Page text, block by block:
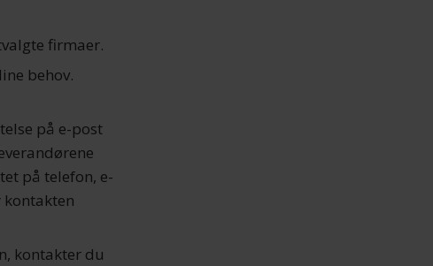
firmaer.
behov.
på e-post
på telefon, e-
kontakten
kontakter du